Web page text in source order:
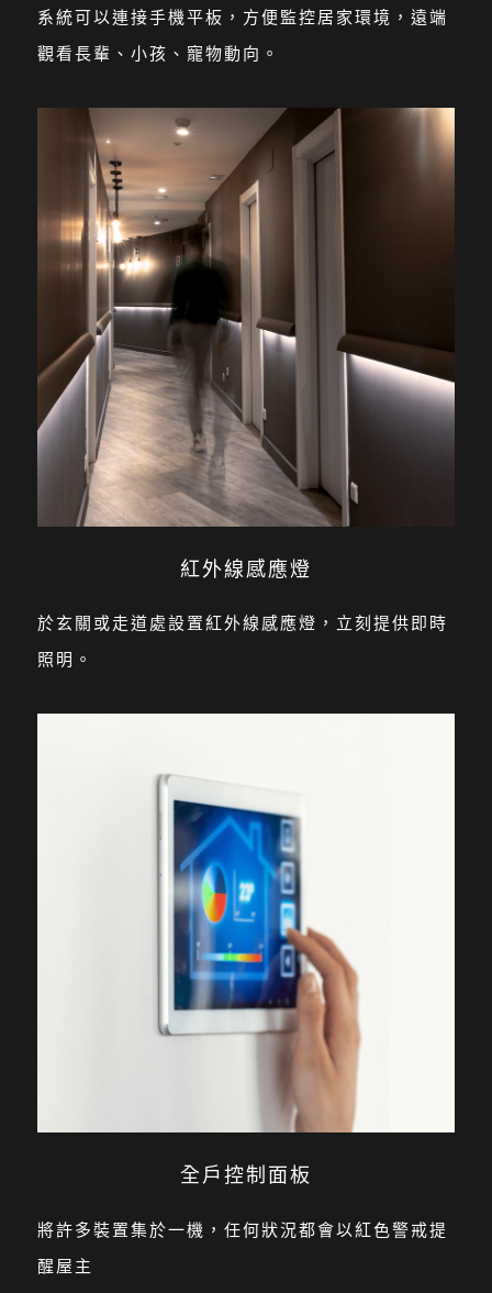
系統可以連接手機平板，方便監控居家環境，遠端
觀看長輩、小孩、寵物動向。
紅外線感應燈
於玄關或走道處設置紅外線感應燈，立刻提供即時
照明。
全戶控制面板
將許多裝置集於一機，任何狀況都會以紅色警戒提
醒屋主